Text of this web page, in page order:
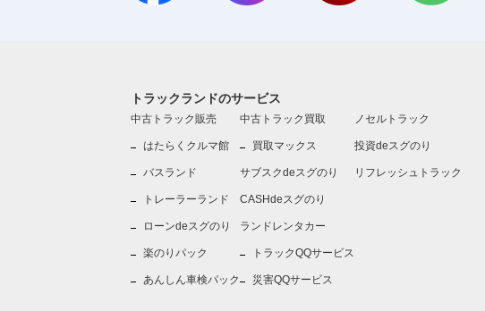
トラックランドのサービス
中古トラック販売
はたらくクルマ館
バスランド
トレーラーランド
ローンdeスグのり
楽のりパック
あんしん車検パック
中古トラック買取
買取マックス
サブスクdeスグのり
CASHdeスグのり
ランドレンタカー
トラックQQサービス
災害QQサービス
ノセルトラック
投資deスグのり
リフレッシュトラック